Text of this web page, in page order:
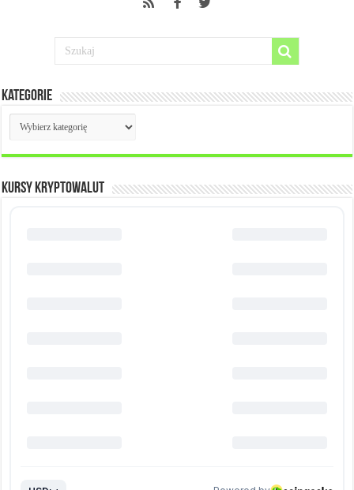
Kategorie
Kategorie
KURSY KRYPTOWALUT